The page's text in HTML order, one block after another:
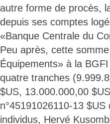
autre forme de procès,
depuis ses comptes
«Banque Centrale du
Peu après, cette
Équipements» à la
quatre tranches
$US, 13.000.000,00
n°45191026110-13
individus, Hervé